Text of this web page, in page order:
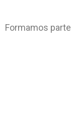
Formamos parte